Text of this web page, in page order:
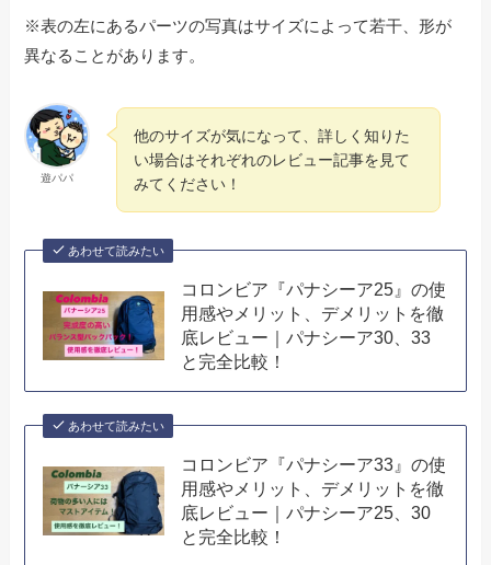
※表の左にあるパーツの写真はサイズによって若干、形が
異なることがあります。
遊パパ
他のサイズが気になって、詳しく知りた
い場合はそれぞれのレビュー記事を見て
みてください！
あわせて読みたい
コロンビア『パナシーア25』の使
用感やメリット、デメリットを徹
底レビュー｜パナシーア30、33
と完全比較！
あわせて読みたい
コロンビア『パナシーア33』の使
用感やメリット、デメリットを徹
底レビュー｜パナシーア25、30
と完全比較！